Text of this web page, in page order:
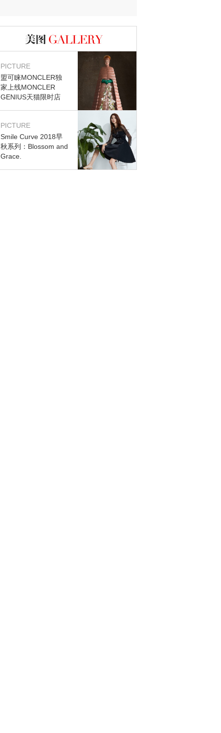
图库
PICTURE
盟可睐MONCLER独
家上线MONCLER
GENIUS天猫限时店
PICTURE
Smile Curve 2018早
秋系列：Blossom and
Grace.